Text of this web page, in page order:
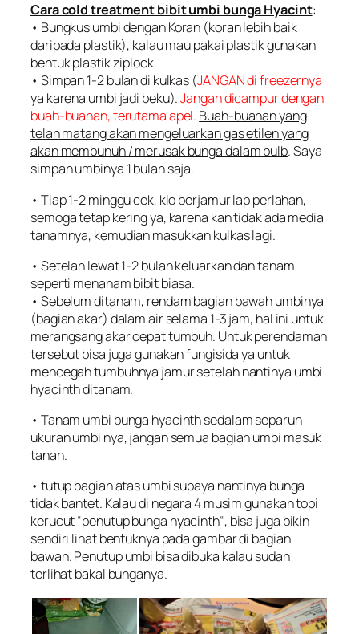
Cara cold treatment bibit umbi bunga Hyacint:
• Bungkus umbi dengan Koran (koran lebih baik
daripada plastik), kalau mau pakai plastik gunakan
bentuk plastik ziplock.
• Simpan 1-2 bulan di kulkas (JANGAN di freezernya
ya karena umbi jadi beku).Jangan dicampur dengan
buah-buahan, terutama apel. Buah-buahan yang
telah matang akan mengeluarkan gas etilen yang
akan membunuh / merusak bunga dalam bulb. Saya
simpan umbinya 1 bulan saja.
• Tiap 1-2 minggu cek, klo berjamur lap perlahan,
semoga tetap kering ya, karena kan tidak ada media
tanamnya, kemudian masukkan kulkas lagi.
• Setelah lewat 1-2 bulan keluarkan dan tanam
seperti menanam bibit biasa.
• Sebelum ditanam, rendam bagian bawah umbinya
(bagian akar) dalam air selama 1-3 jam, hal ini untuk
merangsang akar cepat tumbuh. Untuk perendaman
tersebut bisa juga gunakan fungisida ya untuk
mencegah tumbuhnya jamur setelah nantinya umbi
hyacinth ditanam.
• Tanam umbi bunga hyacinth sedalam separuh
ukuran umbi nya, jangan semua bagian umbi masuk
tanah.
• tutup bagian atas umbi supaya nantinya bunga
tidak bantet. Kalau di negara 4 musim gunakan topi
kerucut “penutup bunga hyacinth“, bisa juga bikin
sendiri lihat bentuknya pada gambar di bagian
bawah. Penutup umbi bisa dibuka kalau sudah
terlihat bakal bunganya.